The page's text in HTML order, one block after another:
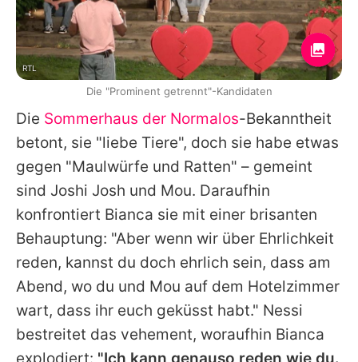
Die Sommerhaus der Normalos-Bekanntheit
betont, sie "liebe Tiere", doch sie habe etwas
gegen "Maulwürfe und Ratten" – gemeint
sind Joshi Josh und Mou. Daraufhin
konfrontiert Bianca sie mit einer brisanten
Behauptung: "Aber wenn wir über Ehrlichkeit
reden, kannst du doch ehrlich sein, dass am
Abend, wo du und Mou auf dem Hotelzimmer
wart, dass ihr euch geküsst habt." Nessi
bestreitet das vehement, woraufhin Bianca
RTL
Die "Prominent getrennt"-Kandidaten